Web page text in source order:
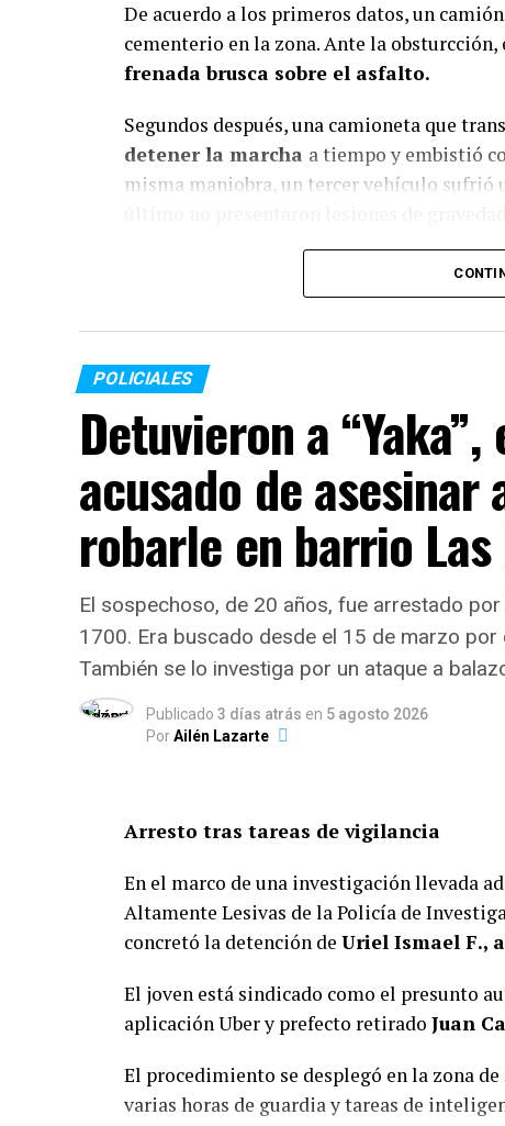
De acuerdo a los primeros datos, un
cementerio en la zona. Ante la
frenada brusca sobre el asfalto.
Segundos después, una camioneta que
detener la marcha a tiempo y embistió
misma maniobra, un tercer vehículo sufrió
A causa del fuerte golpe, el conductor del
personas involucradas en elsiniestro vial
POLICIALES
Detuvieron a
acusado de
robarle en barrio
El sospechoso, de 20 años, fue arrestado
1700. Era buscado desde el 15 de marzo
También se lo investiga por un ataque a
Publicado 3 días atrás en 5 agosto 2026
PorAilén Lazarte
Arresto tras tareas de vigilancia
En el marco de una investigación llevada
Altamente Lesivas de la Policía de
concretó la detención de Uriel Ismael F.,
El joven está sindicado como el presunto
aplicación Uber y prefecto retirado Juan
El procedimiento se desplegó en la zona de
varias horas de guardia y tareas de